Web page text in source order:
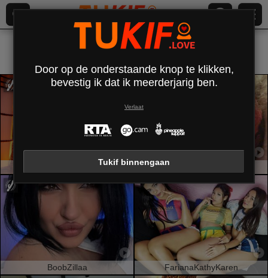
Alles (378) Geschoren ×
FrenchieLilieFleur
BoobZillaa FarianaKathyKaren
Door op de onderstaande knop te klikken,
bevestig ik dat ik meerderjarig ben.
Verlaat
Tukif binnengaan